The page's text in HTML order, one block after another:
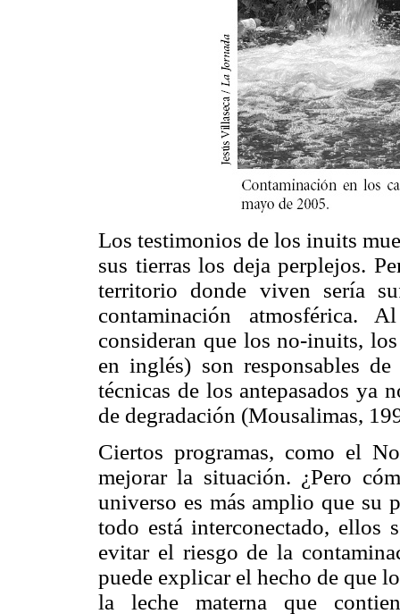
Los testimonios de los inuits
sus tierras los deja perplejos.
territorio donde viven sería
contaminación
consideran que los no-inuits,
en inglés) son responsables
técnicas de los antepasados ya
de degradación (Mousalimas,
Ciertos programas, como el
mejorar la situación. ¿Pero
universo es más amplio que su
todo está interconectado, ellos
evitar el riesgo de la
puede explicar el hecho de que
la leche materna que